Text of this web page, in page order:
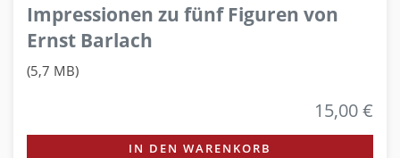
Impressionen zu fünf Figuren von
Ernst Barlach
(5,7 MB)
15,00 €
IN DEN WARENKORB